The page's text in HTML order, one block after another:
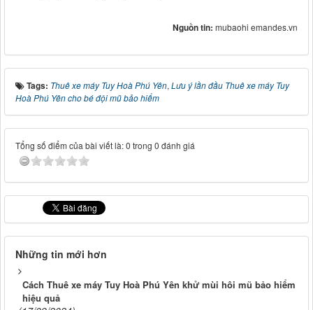
Nguồn tin: mubaohi emandes.vn
Tags: Thuê xe máy Tuy Hoà Phú Yên,Lưu ý lần đầu Thuê xe máy Tuy
Hoà Phú Yên cho bé đội mũ bảo hiểm
Tổng số điểm của bài viết là: 0 trong 0 đánh giá
Những tin mới hơn
Cách Thuê xe máy Tuy Hoà Phú Yên khử mùi hôi mũ bảo hiểm
hiệu quả